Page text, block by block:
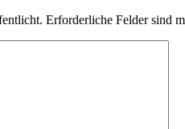
Erforderliche Felder sind